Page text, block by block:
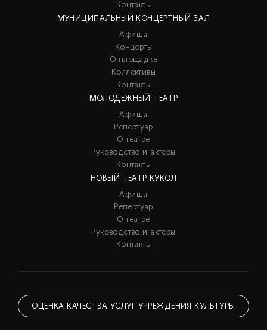
Контакты
МУНИЦИПАЛЬНЫЙ КОНЦЕРТНЫЙ ЗАЛ
Афиша
Концерты
О площадке
Коллективы
Контакты
МОЛОДЕЖНЫЙ ТЕАТР
Афиша
Репертуар
О театре
Руководство и актеры
Контакты
НОВЫЙ ТЕАТР КУКОЛ
Афиша
Репертуар
О театре
Руководство и актеры
Контакты
ОЦЕНКА КАЧЕСТВА УСЛУГ УЧРЕЖДЕНИЯ КУЛЬТУРЫ